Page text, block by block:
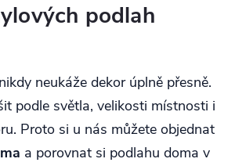
podlah
neukáže dekor úplně přesně.
podle světla, velikosti místnosti i
Proto si u nás můžete objednat
a porovnat si podlahu doma v